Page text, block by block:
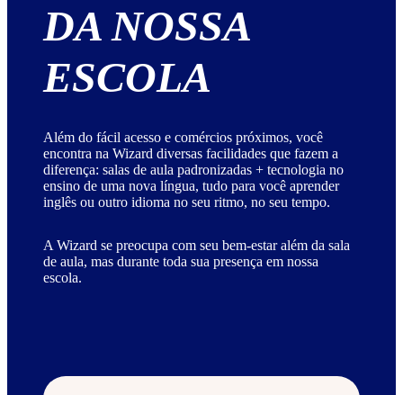
DA NOSSA
ESCOLA
Além do fácil acesso e comércios próximos, você
encontra na Wizard diversas facilidades que fazem a
diferença: salas de aula padronizadas + tecnologia no
ensino de uma nova língua, tudo para você aprender
inglês ou outro idioma no seu ritmo, no seu tempo.
A Wizard se preocupa com seu bem-estar além da sala
de aula, mas durante toda sua presença em nossa
escola.